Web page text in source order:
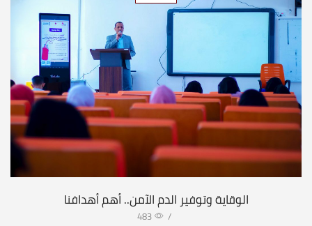
الوقاية وتوفير الدم الآمن.. أهم أهدافنا
/
483